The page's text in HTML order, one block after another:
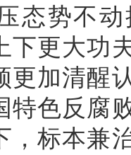
态势不
下更大功
更加清醒
特色反腐
，标本兼